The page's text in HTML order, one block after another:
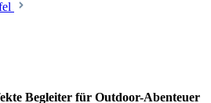
Begleiter für Outdoor-Abenteuer